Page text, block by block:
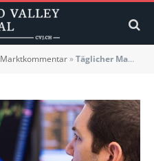
Marktkommentar»Täglicher Marktkommentar vom 29.10.2020